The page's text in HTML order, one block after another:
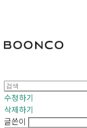
수정하기
삭제하기
글쓴이